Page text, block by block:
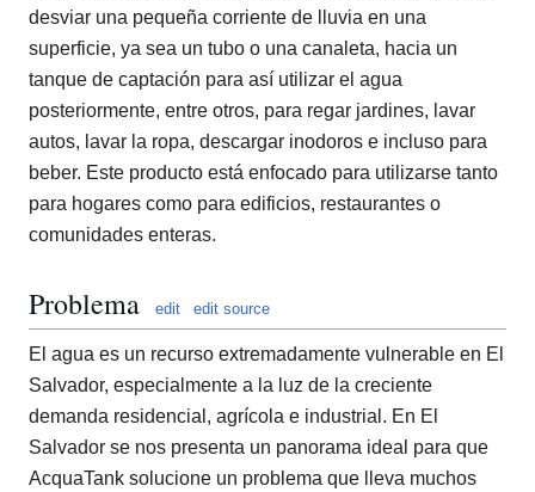
desviar una pequeña corriente de lluvia en una
superficie, ya sea un tubo o una canaleta, hacia un
tanque de captación para así utilizar el agua
posteriormente, entre otros, para regar jardines, lavar
autos, lavar la ropa, descargar inodoros e incluso para
beber. Este producto está enfocado para utilizarse tanto
para hogares como para edificios, restaurantes o
comunidades enteras.
Problema edit edit source
El agua es un recurso extremadamente vulnerable en El
Salvador, especialmente a la luz de la creciente
demanda residencial, agrícola e industrial. En El
Salvador se nos presenta un panorama ideal para que
AcquaTank solucione un problema que lleva muchos